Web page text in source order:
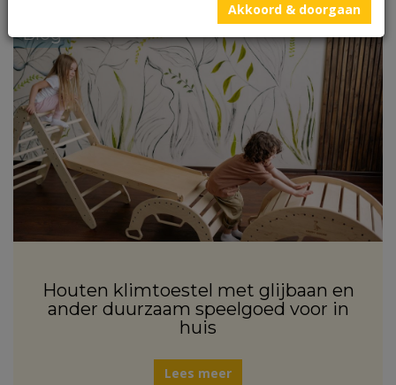
Blog
Houten klimtoestel met glijbaan en
ander duurzaam speelgoed voor in
huis
Lees meer
Akkoord & doorgaan